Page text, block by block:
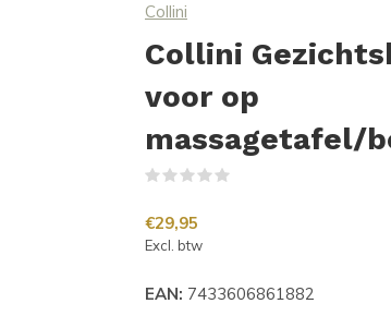
Collini
Collini
voor op
massagetafel/
€29,95
Excl. btw
EAN: 7433606861882